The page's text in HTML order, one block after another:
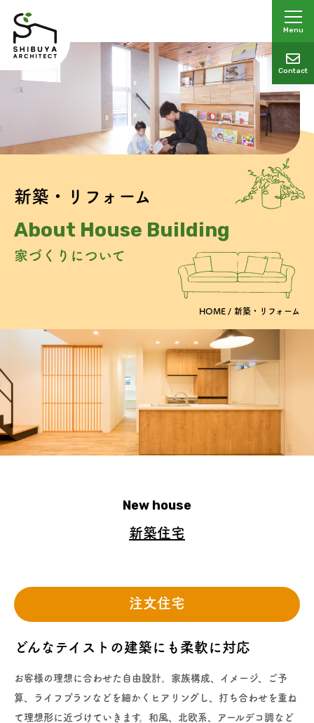
Menu
Contact
新築・リフォーム
About House Building
家づくりについて
HOME 新築・リフォーム
New house
新築住宅
注文住宅
どんなテイストの建築にも柔軟に対応
お客様の理想に合わせた自由設計。家族構成、イメージ、ご予
算、ライフプランなどを細かくヒアリングし、打ち合わせを重ね
て理想形に近づけていきます。和風、北欧系、アールデコ調など